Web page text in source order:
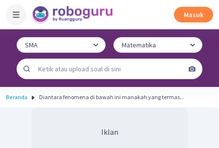
Masuk
Beranda Diantara fenomena di bawah ini manakah yang termas...
Iklan